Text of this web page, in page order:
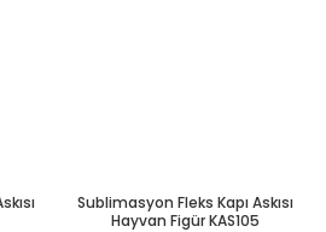
Sublimasyon Fleks Kapı Askısı
Hayvan Figür KAS105